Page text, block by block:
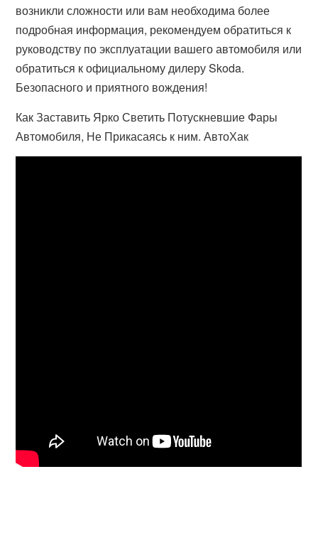
возникли сложности или вам необходима более
подробная информация, рекомендуем обратиться к
руководству по эксплуатации вашего автомобиля или
обратиться к официальному дилеру Skoda.
Безопасного и приятного вождения!
Как Заставить Ярко Светить Потускневшие Фары
Автомобиля, Не Прикасаясь к ним. АвтоХак